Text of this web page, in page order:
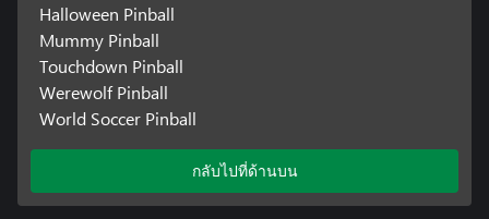
Halloween Pinball
Mummy Pinball
Touchdown Pinball
Werewolf Pinball
World Soccer Pinball
กลับไปที่ด้านบน